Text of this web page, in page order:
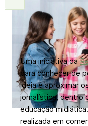
Márcia
Uma iniciativa da
para conhecer de
ideia é aproximar
jornalística, dentro
educação
realizada em